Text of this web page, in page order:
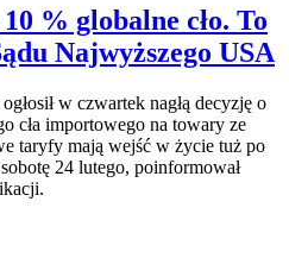
% globalne cło. To
Najwyższego USA
w czwartek nagłą decyzję o
cła importowego na towary ze
taryfy mają wejść w życie tuż po
24 lutego, poinformował